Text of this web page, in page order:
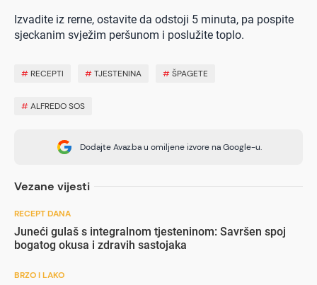
Izvadite iz rerne, ostavite da odstoji 5 minuta, pa pospite
sjeckanim svježim peršunom i poslužite toplo.
# RECEPTI #TJESTENINA #ŠPAGETE
#ALFREDO SOS
Dodajte Avaz.ba u omiljene izvore na Google-u.
Vezane vijesti
RECEPT DANA
Juneći gulaš s integralnom tjesteninom: Savršen spoj
bogatog okusa i zdravih sastojaka
BRZO I LAKO